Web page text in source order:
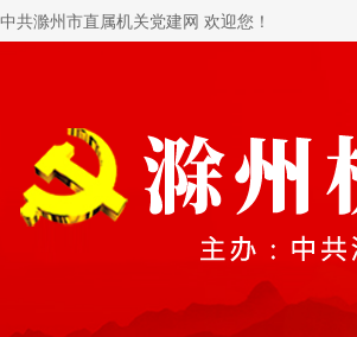
中共滁州市直属机关党建网 欢迎您！